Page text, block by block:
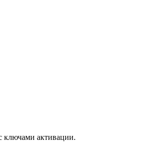
ключами активации.